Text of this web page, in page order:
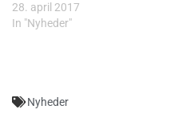
28. april 2017
In "Nyheder"
Nyheder